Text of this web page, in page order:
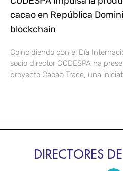
cacao en República
blockchain
Coincidiendo con el Día
socio director CODESPA ha
proyecto Cacao Trace, una
DIRECTORES